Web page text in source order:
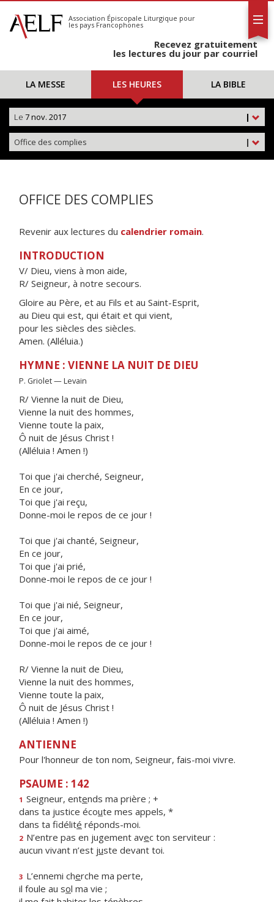
S'abonner
Calendrier
Association Épiscopale Liturgique pour
les pays Francophones
Recevez gratuitement
les lectures du jour par courriel
LA MESSE LES HEURES LA BIBLE
|
Le 7 nov. 2017
|
Office des complies
OFFICE DES COMPLIES
Revenir aux lectures du calendrier romain.
INTRODUCTION
V/ Dieu, viens à mon aide,
R/ Seigneur, à notre secours.
Gloire au Père, et au Fils et au Saint-Esprit,
au Dieu qui est, qui était et qui vient,
pour les siècles des siècles.
Amen. (Alléluia.)
HYMNE : VIENNE LA NUIT DE DIEU
P. Griolet — Levain
R/ Vienne la nuit de Dieu,
Vienne la nuit des hommes,
Vienne toute la paix,
Ô nuit de Jésus Christ !
(Alléluia ! Amen !)
Toi que j'ai cherché, Seigneur,
En ce jour,
Toi que j'ai reçu,
Donne-moi le repos de ce jour !
Toi que j'ai chanté, Seigneur,
En ce jour,
Toi que j'ai prié,
Donne-moi le repos de ce jour !
Toi que j'ai nié, Seigneur,
En ce jour,
Toi que j'ai aimé,
Donne-moi le repos de ce jour !
R/ Vienne la nuit de Dieu,
Vienne la nuit des hommes,
Vienne toute la paix,
Ô nuit de Jésus Christ !
(Alléluia ! Amen !)
ANTIENNE
Pour l'honneur de ton nom, Seigneur, fais-moi vivre.
PSAUME : 142
1 Seigneur, entends ma prière ; +
dans ta justice écoute mes appels, *
dans ta fidélité réponds-moi.
2 N’entre pas en jugement avec ton serviteur :
aucun vivant n’est juste devant toi.
3 L’ennemi cherche ma perte,
il foule au sol ma vie ;